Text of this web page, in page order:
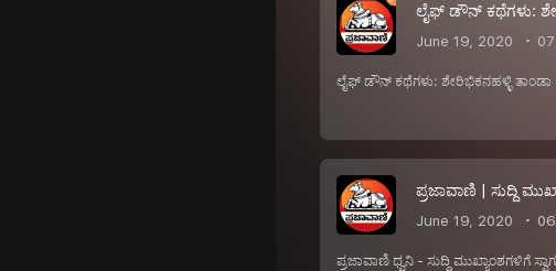
ಲೈಫ್ ಡೌನ್ ಕಥೆಗಳು:
June 19, 2020
ಲೈಫ್ ಡೌನ್ ಕಥೆಗಳು: ಶೇರಿಭಿಕನಹಳ್ಳಿ ತಾಂಡಾ
ಪ್ರಜಾವಾಣಿ | ಸುದ್ದಿ
June 19, 2020
ಪ್ರಜಾವಾಣಿ ಧ್ವನಿ - ಸುದ್ದಿ ಮುಖ್ಯಾಂಶಗಳಿಗೆ